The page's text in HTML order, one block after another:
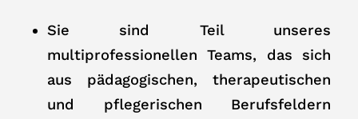
Sie sind Teil unseres
multiprofessionellen Teams, das sich
aus pädagogischen, therapeutischen
und pflegerischen Berufsfeldern